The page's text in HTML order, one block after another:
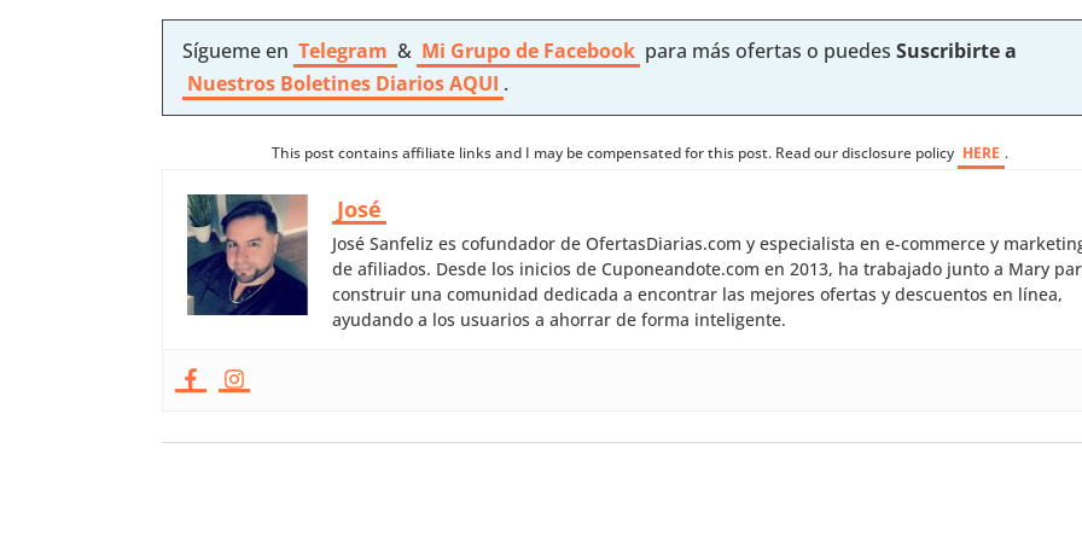
Sígueme en Telegram & Mi Grupo de Facebook para más ofertas o puedesSuscribirte a
Nuestros Boletines Diarios AQUI .
This post contains affiliate links and I may be compensated for this post. Read our disclosure policy HERE .
José
José Sanfeliz es cofundador de OfertasDiarias.com y especialista en e-commerce y
de afiliados. Desde los inicios de Cuponeandote.com en 2013, ha trabajado junto a Mary
construir una comunidad dedicada a encontrar las mejores ofertas y descuentos en línea,
ayudando a los usuarios a ahorrar de forma inteligente.